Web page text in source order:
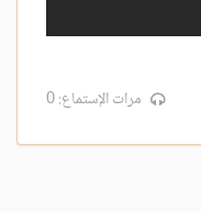
مرات الإستماع: 0